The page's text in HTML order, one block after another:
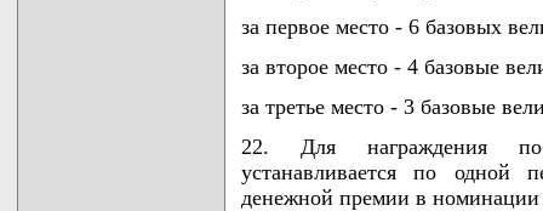
за первое место - 6 базовых
за второе место - 4 базовые
за третье место - 3 базовые
22. Для награждения
устанавливается по одной
денежной премии в номинации